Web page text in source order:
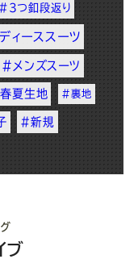
#3つ釦段返り
ィーススーツ
#メンズスーツ
夏生地 #裏地
#新規
ブ